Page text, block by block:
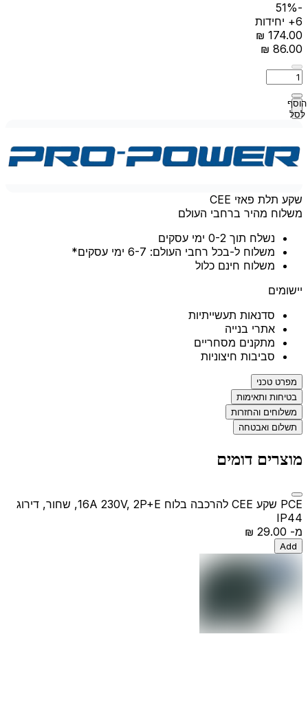
-51%
6+ יחידות
הוסף
לסל
שקע תלת פאזי CEE
משלוח מהיר ברחבי העולם
נשלח תוך 0-2 ימי עסקים
משלוח ל-בכל רחבי העולם: 6-7 ימי עסקים*
משלוח חינם כלול
יישומים
סדנאות תעשייתיות
אתרי בנייה
מתקנים מסחריים
סביבות חיצוניות
מפרט טכני
בטיחות ותאימות
משלוחים והחזרות
תשלום ואבטחה
מוצרים דומים
PCE שקע CEE להרכבה בלוח 16A 230V, 2P+E, שחור, דירוג
IP44
מ-
Add